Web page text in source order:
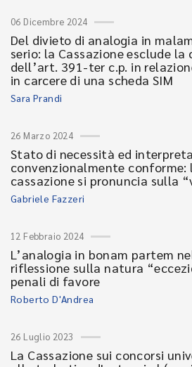
06 Dicembre 2024
Del divieto di analogia in
serio: la Cassazione esclude
dell’art. 391-ter c.p. in
in carcere di una scheda SIM
Sara Prandi
26 Marzo 2024
Stato di necessità ed
convenzionalmente conforme:
cassazione si pronuncia sulla
Gabriele Fazzeri
12 Febbraio 2024
L’analogia in bonam partem
riflessione sulla natura
penali di favore
Roberto D'Andrea
26 Luglio 2023
La Cassazione sui concorsi